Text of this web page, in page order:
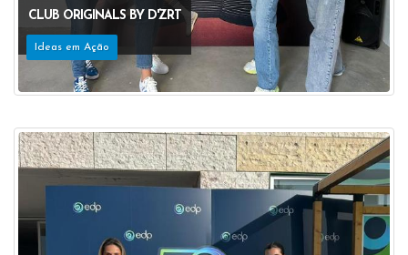
CLUB ORIGINALS BY D'ZRT
Ideas em Ação